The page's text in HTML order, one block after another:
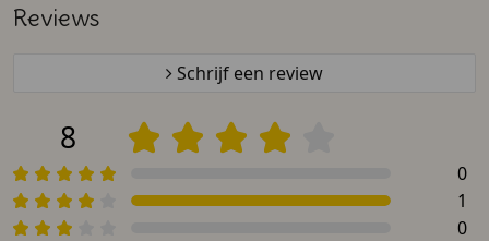
Reviews
Schrijf een review
8
0
1
0